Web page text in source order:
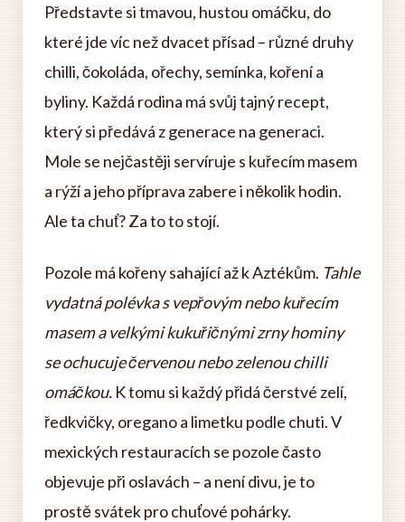
Představte si tmavou, hustou omáčku, do
které jde víc než dvacet přísad – různé druhy
chilli, čokoláda, ořechy, semínka, koření a
byliny. Každá rodina má svůj tajný recept,
který si předává z generace na generaci.
Mole se nejčastěji servíruje s kuřecím masem
a rýží a jeho příprava zabere i několik hodin.
Ale ta chuť? Za to to stojí.
Pozole má kořeny sahající až k Aztékům. Tahle
vydatná polévka s vepřovým nebo kuřecím
masem a velkými kukuřičnými zrny hominy
se ochucuje červenou nebo zelenou chilli
omáčkou. K tomu si každý přidá čerstvé zelí,
ředkvičky, oregano a limetku podle chuti. V
mexických restauracích se pozole často
objevuje při oslavách – a není divu, je to
prostě svátek pro chuťové pohárky.